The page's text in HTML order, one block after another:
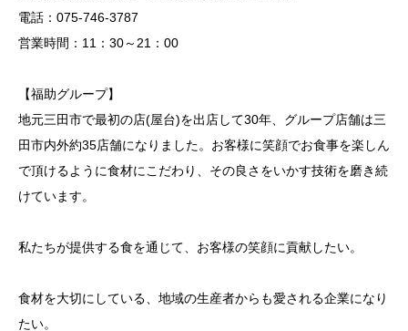
電話：075-746-3787
営業時間：11：30～21：00
【福助グループ】
地元三田市で最初の店(屋台)を出店して30年、グループ店舗は三
田市内外約35店舗になりました。お客様に笑顔でお食事を楽しん
で頂けるように食材にこだわり、その良さをいかす技術を磨き続
けています。
私たちが提供する食を通じて、お客様の笑顔に貢献したい。
食材を大切にしている、地域の生産者からも愛される企業になり
たい。